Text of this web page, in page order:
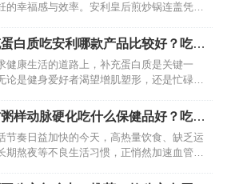
的幸福感与效率。安利皇后煎炒锅连盖凭借
竟表现如何，是否值得入手？下面就结合实
体验，从多个维度为你揭晓。…
白质吃安利哪款产品比较好？吃这
莱蛋白粉最好
健康生活的道路上，补充蛋白质是关键一
论是健身爱好者渴望增肌塑形，还是忙碌的
抵抗力，优质蛋白质的摄入都必不可少。今
给大家安利一款口碑与品质俱佳的蛋白质补
——安利纽崔莱多种植物蛋白粉。…
样动脉硬化吃什么保健品好？吃这
莱汉本萃葆芯饮品最好
节奏日益加快的今天，高热量饮食、缺乏运
期熬夜等不良生活习惯，正悄然加速血管的